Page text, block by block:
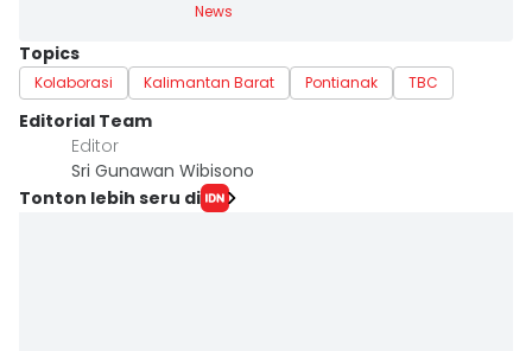
News
Topics
Kolaborasi Kalimantan Barat Pontianak TBC
Editorial Team
Editor
Sri Gunawan Wibisono
Tonton lebih seru di